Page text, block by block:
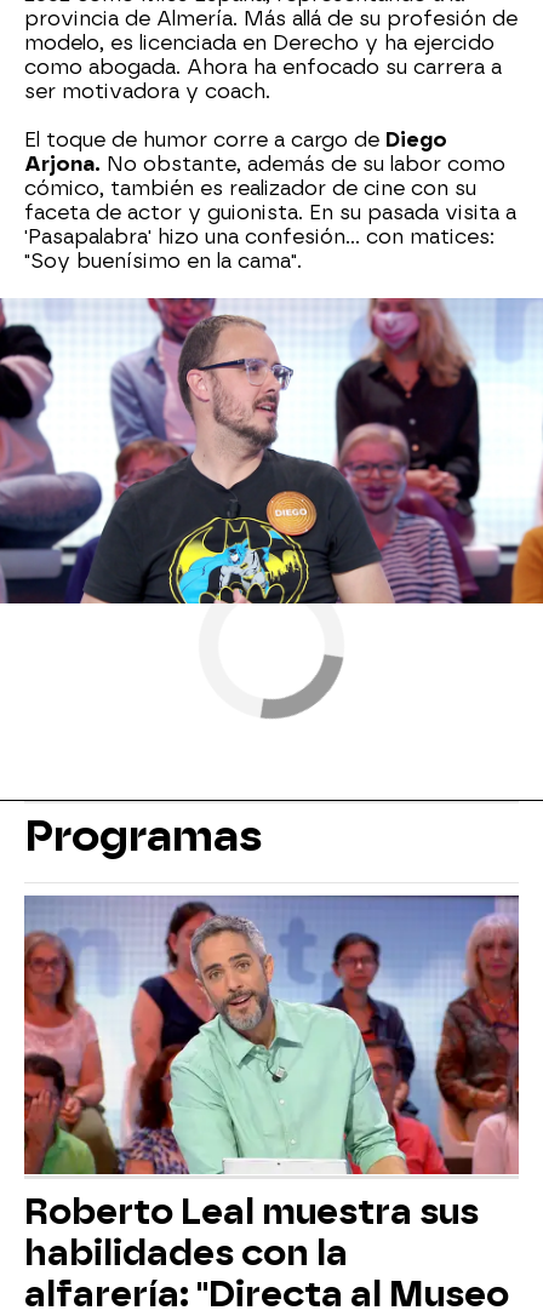
provincia de Almería. Más allá de su profesión de
modelo, es licenciada en Derecho y ha ejercido
como abogada. Ahora ha enfocado su carrera a
ser motivadora y coach.
El toque de humor corre a cargo de Diego
Arjona. No obstante, además de su labor como
cómico, también es realizador de cine con su
faceta de actor y guionista. En su pasada visita a
'Pasapalabra' hizo una confesión... con matices:
"Soy buenísimo en la cama".
invitados pasapalabra Diego Arjona
Antena 3 » Programas » Pasapalabra » Noticias
Programas
Roberto Leal muestra sus
habilidades con la
alfarería: "Directa al Museo